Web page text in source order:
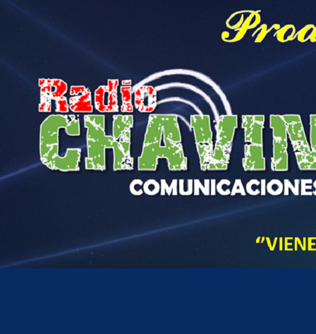
20
viernes, agosto 7, 2026